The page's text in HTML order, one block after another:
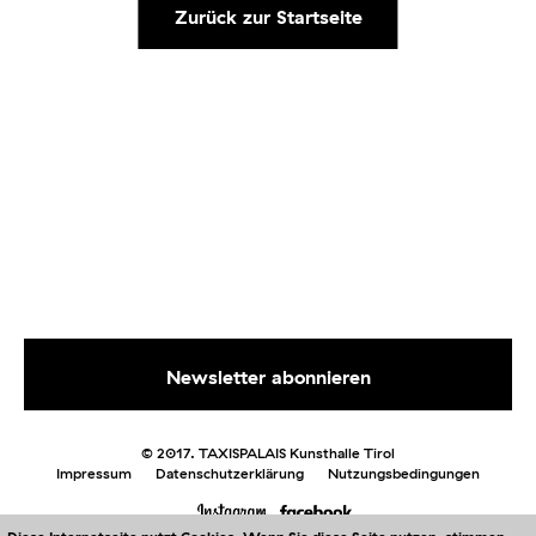
Zurück zur Startseite
© 2017. TAXISPALAIS Kunsthalle Tirol
Impressum
Datenschutzerklärung Nutzungsbedingungen